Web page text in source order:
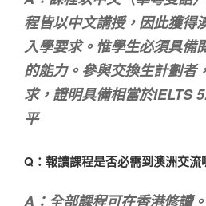
程皆以中文講授，因此獲得
入學要求。惟學生必須具備
的能力。參與交換生計劃者
求，證明具備相當於IELTS
平
Q：報讀課程是否必需到澳洲交流
A：全部課程可在香港修讀